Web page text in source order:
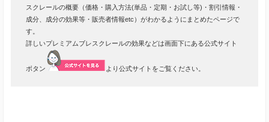
スクレールの概要（価格・購入方法(単品・定期・お試し等)・割引情報・
成分、成分の効果等・販売者情報etc）がわかるようにまとめたページで
す。
詳しいプレミアムブレスクレールの効果などは画面下にある公式サイト
ボタン より公式サイトをご覧ください。